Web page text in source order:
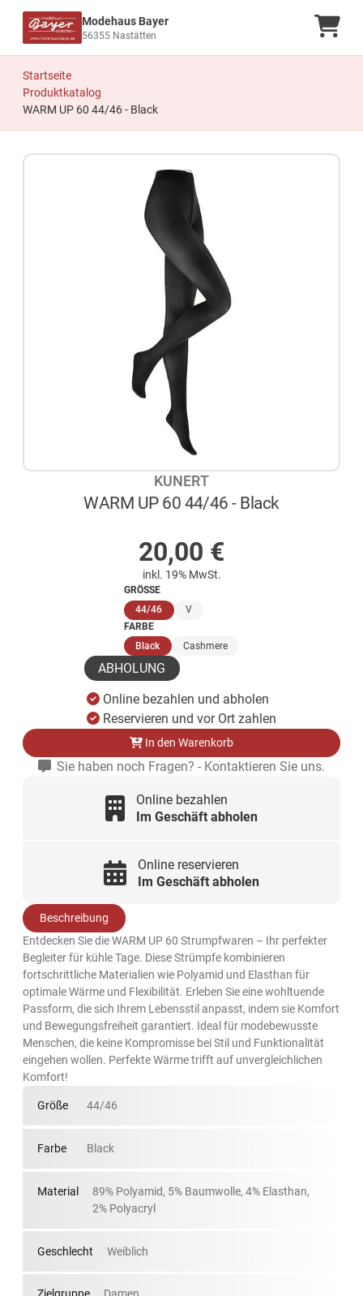
Modehaus Bayer
56355 Nastätten
Startseite
Produktkatalog
WARM UP 60 44/46 - Black
KUNERT
WARM UP 60 44/46 - Black
20,00 €
inkl. 19% MwSt.
GRÖSSE
44/46(ausgewählt)
V
FARBE
Black(ausgewählt)
Cashmere
ABHOLUNG
Online bezahlen und abholen
Reservieren und vor Ort zahlen
In den Warenkorb
Sie haben noch Fragen? - Kontaktieren Sie uns.
Online bezahlen
Im Geschäft abholen
Online reservieren
Im Geschäft abholen
Beschreibung
Entdecken Sie die WARM UP 60 Strumpfwaren – Ihr perfekter
Begleiter für kühle Tage. Diese Strümpfe kombinieren
fortschrittliche Materialien wie Polyamid und Elasthan für
optimale Wärme und Flexibilität. Erleben Sie eine wohltuende
Passform, die sich Ihrem Lebensstil anpasst, indem sie Komfort
und Bewegungsfreiheit garantiert. Ideal für modebewusste
Menschen, die keine Kompromisse bei Stil und Funktionalität
eingehen wollen. Perfekte Wärme trifft auf unvergleichlichen
Komfort!
Größe 44/46
Farbe Black
Material
89% Polyamid, 5% Baumwolle, 4% Elasthan,
2% Polyacryl
Geschlecht Weiblich